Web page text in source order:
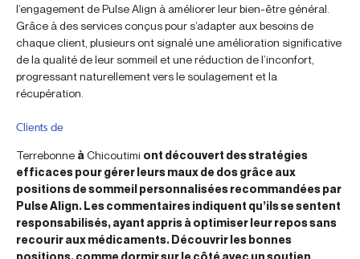
l’engagement de Pulse Align à améliorer leur bien-être général.
Grâce à des services conçus pour s’adapter aux besoins de
chaque client, plusieurs ont signalé une amélioration significative
de la qualité de leur sommeil et une réduction de l’inconfort,
progressant naturellement vers le soulagement et la
récupération.
Clients de
Terrebonne à Chicoutimi ont découvert des stratégies
efficaces pour gérer leurs maux de dos grâce aux
positions de sommeil personnalisées recommandées par
Pulse Align. Les commentaires indiquent qu’ils se sentent
responsabilisés, ayant appris à optimiser leur repos sans
recourir aux médicaments. Découvrir les bonnes
positions, comme dormir sur le côté avec un soutien